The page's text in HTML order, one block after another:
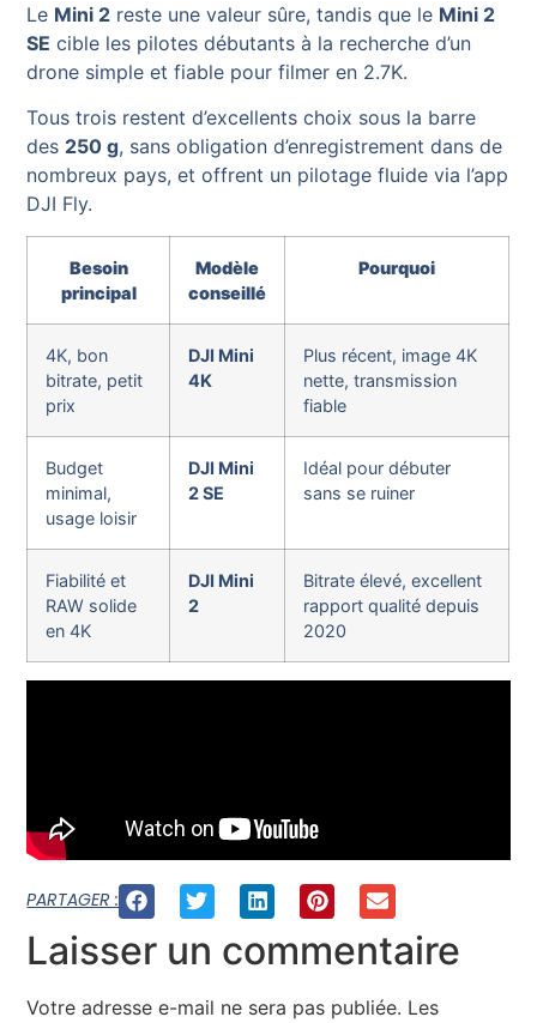
Le Mini 2 reste une valeur sûre, tandis que le Mini 2
SE cible les pilotes débutants à la recherche d’un
drone simple et fiable pour filmer en 2.7K.
Tous trois restent d’excellents choix sous la barre
des 250 g, sans obligation d’enregistrement dans de
nombreux pays, et offrent un pilotage fluide via l’app
DJI Fly.
Besoin
principal
Modèle
conseillé
Pourquoi
4K, bon
bitrate, petit
prix
DJI Mini
4K
Plus récent, image 4K
nette, transmission
fiable
Budget
minimal,
usage loisir
DJI Mini
2 SE
Idéal pour débuter
sans se ruiner
Fiabilité et
RAW solide
en 4K
DJI Mini
2
Bitrate élevé, excellent
rapport qualité depuis
2020
PARTAGER :
Laisser un commentaire
Votre adresse e-mail ne sera pas publiée. Les